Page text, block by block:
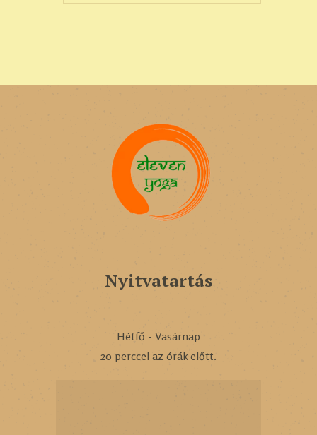
Nyitvatartás
Hétfő - Vasárnap
20 perccel az órák előtt.